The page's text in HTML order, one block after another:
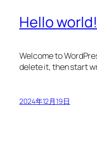
Hello world!
Welcome to
delete it, then start
2024年12月19日